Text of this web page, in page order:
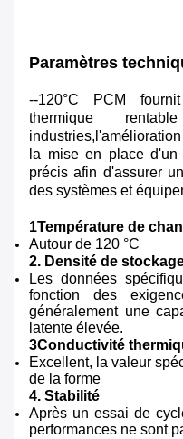
Paramètres
--120°C PCM
thermique
la mise en place d'un
précis afin d'assurer
des systèmes et
1Température de
Autour de 120 °C
2. Densité de
Les données
fonction des
généralement une
latente élevée.
3Conductivité
Excellent, la valeur
de la forme
4. Stabilité
Après un essai de
performances ne sont